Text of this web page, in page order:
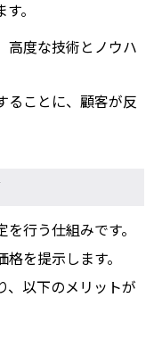
。
高度な技術とノウハ
ることに、顧客が反
行う仕組みです。
を提示します。
、以下のメリットが